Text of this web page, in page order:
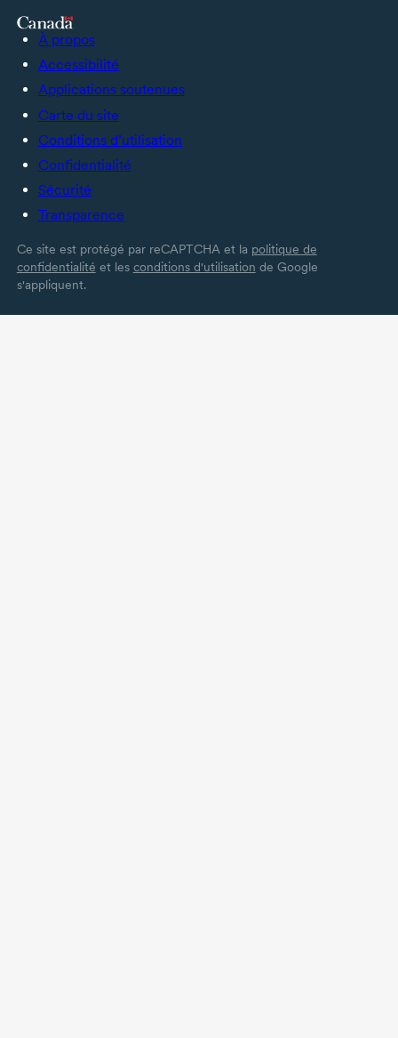
À propos
Accessibilité
Applications soutenues
Carte du site
Conditions d’utilisation
Confidentialité
Sécurité
Transparence
Ce site est protégé par reCAPTCHA et la politique de
confidentialité et les conditions d'utilisation de Google
s'appliquent.